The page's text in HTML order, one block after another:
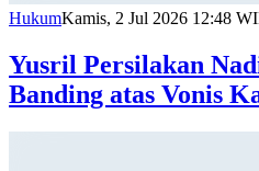
HukumKamis, 2 Jul 2026 12:48
Yusril Persilakan
Banding atas Vonis